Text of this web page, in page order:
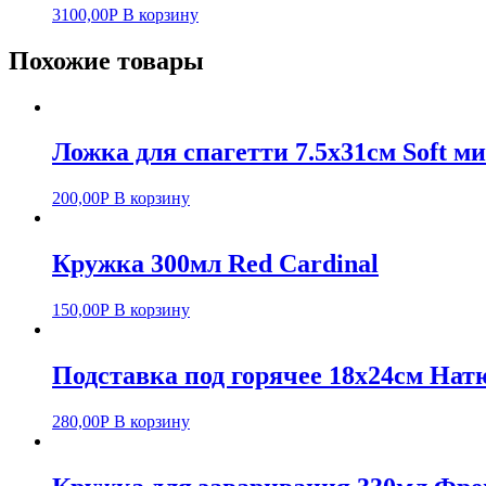
3100,00Р В корзину
Похожие товары
Ложка для спагетти 7.5х31см Soft
200,00Р В корзину
Кружка 300мл Red Cardinal
150,00Р В корзину
Подставка под горячее 18х24см
280,00Р В корзину